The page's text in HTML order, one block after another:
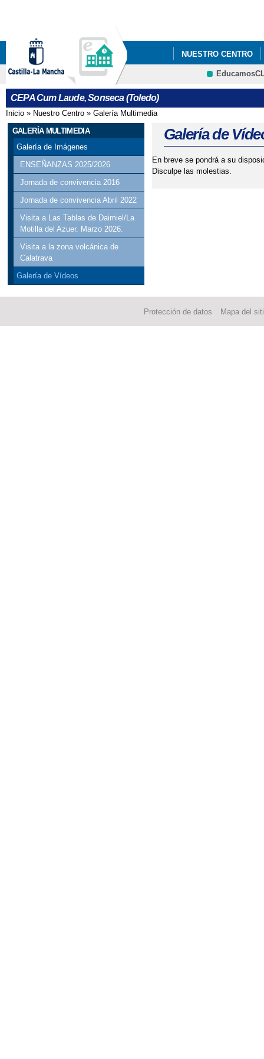
NUESTRO CENTRO
QUÉ HACEMOS
CEPA Cum Laude, Sonseca (Toledo)
Se encuentra usted aquí
Inicio » Nuestro Centro » Galería Multimedia
GALERÍA MULTIMEDIA
Galería de Imágenes
ENSEÑANZAS 2025/2026
Jornada de convivencia 2016
Jornada de convivencia Abril 2022
Visita a Las Tablas de Daimiel/La
Motilla del Azuer. Marzo 2026.
Visita a la zona volcánica de
Calatrava
Galería de Vídeos
Galería de
En breve se pondrá a su
Disculpe las molestias.
Protección de datos Mapa del